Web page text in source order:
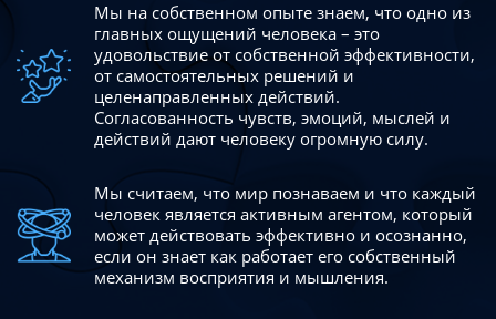
Мы на собственном опыте знаем, что одно из
главных ощущений человека – это
удовольствие от собственной эффективности,
от самостоятельных решений и
целенаправленных действий.
Согласованность чувств, эмоций, мыслей и
действий дают человеку огромную силу.
Мы считаем, что мир познаваем и что каждый
человек является активным агентом, который
может действовать эффективно и осознанно,
если он знает как работает его собственный
механизм восприятия и мышления.